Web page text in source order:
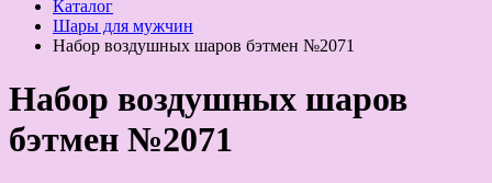
Каталог
Шары для мужчин
Набор воздушных шаров бэтмен №2071
Набор воздушных шаров
бэтмен №2071